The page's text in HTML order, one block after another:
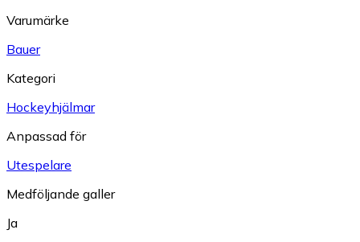
Varumärke
Bauer
Kategori
Hockeyhjälmar
Anpassad för
Utespelare
Medföljande galler
Ja